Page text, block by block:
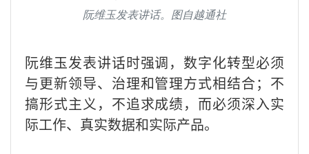
阮维玉发表讲话。图自越通社
阮维玉发表讲话时强调，数字化转型必须
与更新领导、治理和管理方式相结合；不
搞形式主义，不追求成绩，而必须深入实
际工作、真实数据和实际产品。